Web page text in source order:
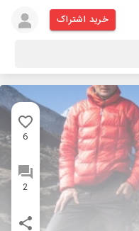
خرید اشتراک
6
2